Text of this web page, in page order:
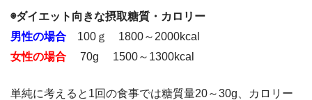
◉ダイエット向きな摂取糖質・カロリー
男性の場合 100ｇ 1800～2000kcal
女性の場合 70g 1500～1300kcal
単純に考えると1回の食事では糖質量20～30g、カロリー